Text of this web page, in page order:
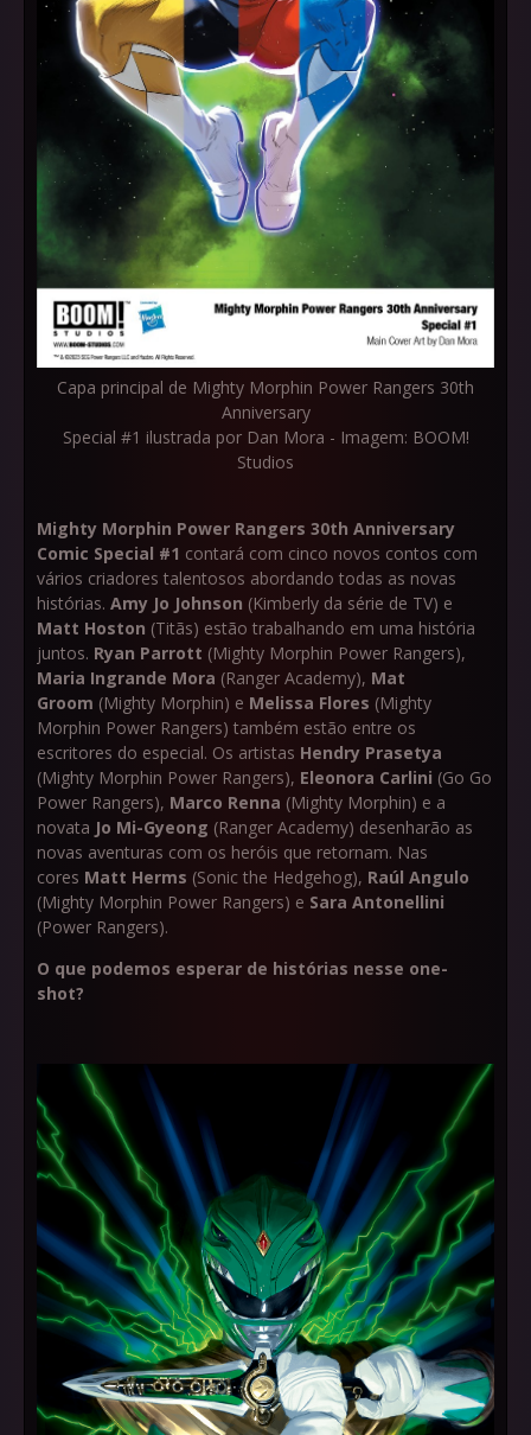
Capa principal de Mighty Morphin Power Rangers 30th
Anniversary
Special #1 ilustrada por Dan Mora - Imagem: BOOM!
Studios
Mighty Morphin Power Rangers 30th Anniversary
Comic Special #1 contará com cinco novos contos com
vários criadores talentosos abordando todas as novas
histórias. Amy Jo Johnson (Kimberly da série de TV) e
Matt Hoston (Titãs) estão trabalhando em uma história
juntos. Ryan Parrott (Mighty Morphin Power Rangers),
Maria Ingrande Mora (Ranger Academy), Mat
Groom (Mighty Morphin) e Melissa Flores (Mighty
Morphin Power Rangers) também estão entre os
escritores do especial. Os artistas Hendry Prasetya
(Mighty Morphin Power Rangers), Eleonora Carlini (Go Go
Power Rangers), Marco Renna (Mighty Morphin) e a
novata Jo Mi-Gyeong (Ranger Academy) desenharão as
novas aventuras com os heróis que retornam. Nas
cores Matt Herms (Sonic the Hedgehog), Raúl Angulo
(Mighty Morphin Power Rangers) e Sara Antonellini
(Power Rangers).
O que podemos esperar de histórias nesse one-
shot?